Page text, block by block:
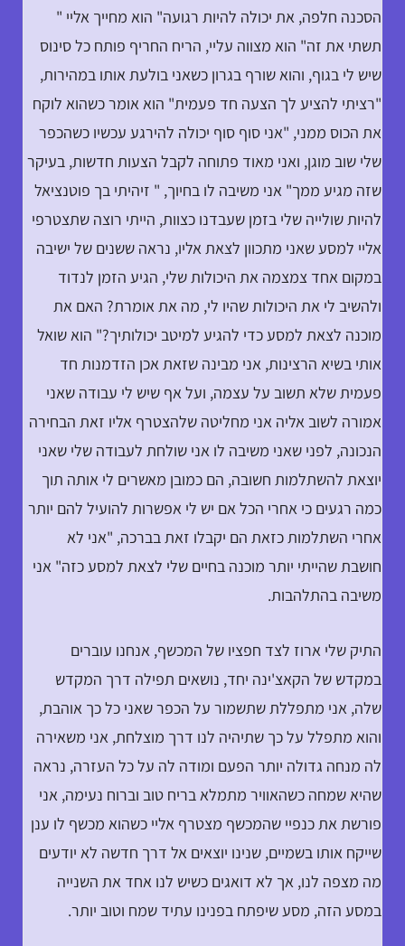
הסכנה חלפה, את יכולה להיות רגועה" הוא מחייך אליי "
תשתי את זה" הוא מצווה עליי, הריח החריף פותח כל סינוס
שיש לי בגוף, והוא שורף בגרון כשאני בולעת אותו במהירות,
"רציתי להציע לך הצעה חד פעמית" הוא אומר כשהוא לוקח
את הכוס ממני, "אני סוף סוף יכולה להירגע עכשיו כשהכפר
שלי שוב מוגן, ואני מאוד פתוחה לקבל הצעות חדשות, בעיקר
שזה מגיע ממך" אני משיבה לו בחיוך, " זיהיתי בך פוטנציאל
להיות שולייה שלי בזמן שעבדנו כצוות, הייתי רוצה שתצטרפי
אליי למסע שאני מתכוון לצאת אליו, נראה ששנים של ישיבה
במקום אחד צמצמה את היכולות שלי, הגיע הזמן לנדוד
ולהשיב לי את היכולות שהיו לי, מה את אומרת? האם את
מוכנה לצאת למסע כדי להגיע למיטב יכולותיך?" הוא שואל
אותי בשיא הרצינות, אני מבינה שזאת אכן הזדמנות חד
פעמית שלא תשוב על עצמה, ועל אף שיש לי עבודה שאני
אמורה לשוב אליה אני מחליטה שלהצטרף אליו זאת הבחירה
הנכונה, לפני שאני משיבה לו אני שולחת לעבודה שלי שאני
יוצאת להשתלמות חשובה, הם כמובן מאשרים לי אותה תוך
כמה רגעים כי אחרי הכל אם יש לי אפשרות להועיל להם יותר
אחרי השתלמות כזאת הם יקבלו זאת בברכה, "אני לא
חושבת שהייתי יותר מוכנה בחיים שלי לצאת למסע כזה" אני
משיבה בהתלהבות.
התיק שלי ארוז לצד חפציו של המכשף, אנחנו עוברים
במקדש של הקאצ'ינה יחד, נושאים תפילה דרך המקדש
שלה, אני מתפללת שתשמור על הכפר שאני כל כך אוהבת,
והוא מתפלל על כך שתיהיה לנו דרך מוצלחת, אני משאירה
לה מנחה גדולה יותר הפעם ומודה לה על כל העזרה, נראה
שהיא שמחה כשהאוויר מתמלא בריח טוב וברוח נעימה, אני
פורשת את כנפיי שהמכשף מצטרף אליי כשהוא מכשף לו ענן
שייקח אותו בשמיים, שנינו יוצאים אל דרך חדשה לא יודעים
מה מצפה לנו, אך לא דואגים כשיש לנו אחד את השנייה
במסע הזה, מסע שיפתח בפנינו עתיד שמח וטוב יותר.